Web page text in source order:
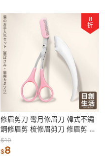
8
折
修眉剪刀 彎月修眉刀 韓式不鏽
鋼修眉剪 梳修眉剪刀 修眉剪 眉
梳 修眉毛 修眉刀 修眉神器 眉剪
$10
$8